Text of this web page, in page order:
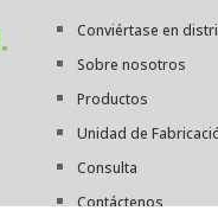
Conviértase en
Sobre nosotros
Productos
Unidad de
Consulta
Contáctenos